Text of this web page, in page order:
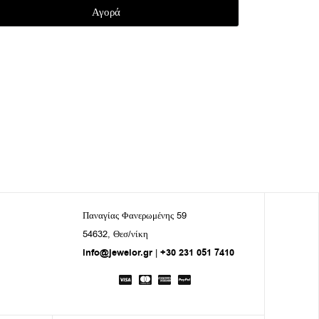
Αγορά
Παναγίας Φανερωμένης 59
54632, Θεσ/νίκη
info@jewelor.gr| +30 231 051 7410